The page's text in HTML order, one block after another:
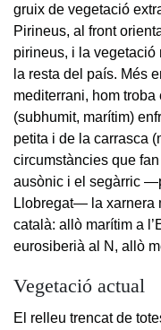
gruix de vegetació
Pirineus, al front
pirineus, i la vegetació
la resta del país. Més
mediterrani, hom
(subhumit, marítim)
petita i de la carrasca
circumstàncies que
ausònic i el segàrric
Llobregat— la xarnera
català: allò marítim a
eurosiberià al N, allò
Vegetació actual
El relleu trencat de